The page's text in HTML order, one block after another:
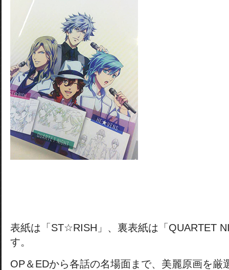
表紙は「ST☆RISH」、裏表紙は「QUARTET
す。
OP＆EDから各話の名場面まで、美麗原画を厳